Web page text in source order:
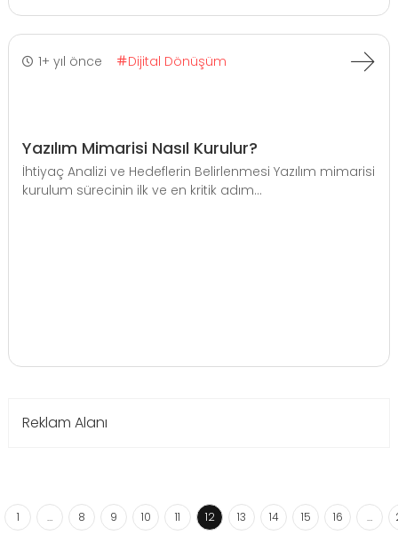
1+ yıl önce Dijital Dönüşüm
Yazılım Mimarisi Nasıl Kurulur?
İhtiyaç Analizi ve Hedeflerin Belirlenmesi Yazılım mimarisi
kurulum sürecinin ilk ve en kritik adım...
Reklam Alanı
1 … 8 9 10 11 12 13 14 15 16 …